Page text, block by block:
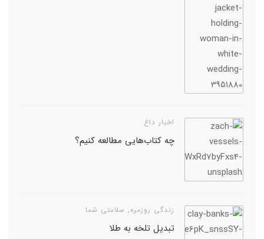
اخبار داغ
چه کتاب‌هایی مطالعه کنیم؟
زندگی روزمره, سلامتی شما
تبدیل تلخه به طلا